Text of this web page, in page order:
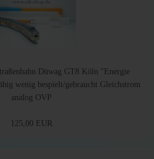
Düwag GT8 Köln "Energie
wenig bespielt/gebraucht Gleichstrom
analog OVP
125,00 EUR